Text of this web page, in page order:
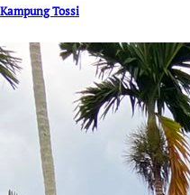
Kampung Tossi